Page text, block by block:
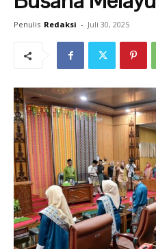
Penulis Redaksi - Juli 30, 2025